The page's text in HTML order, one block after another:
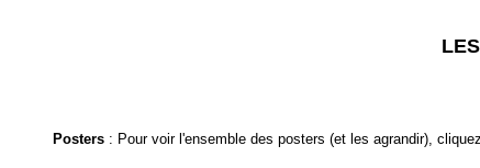
Posters : Pour voir l'ensemble des posters (et les agrandir), cliquez